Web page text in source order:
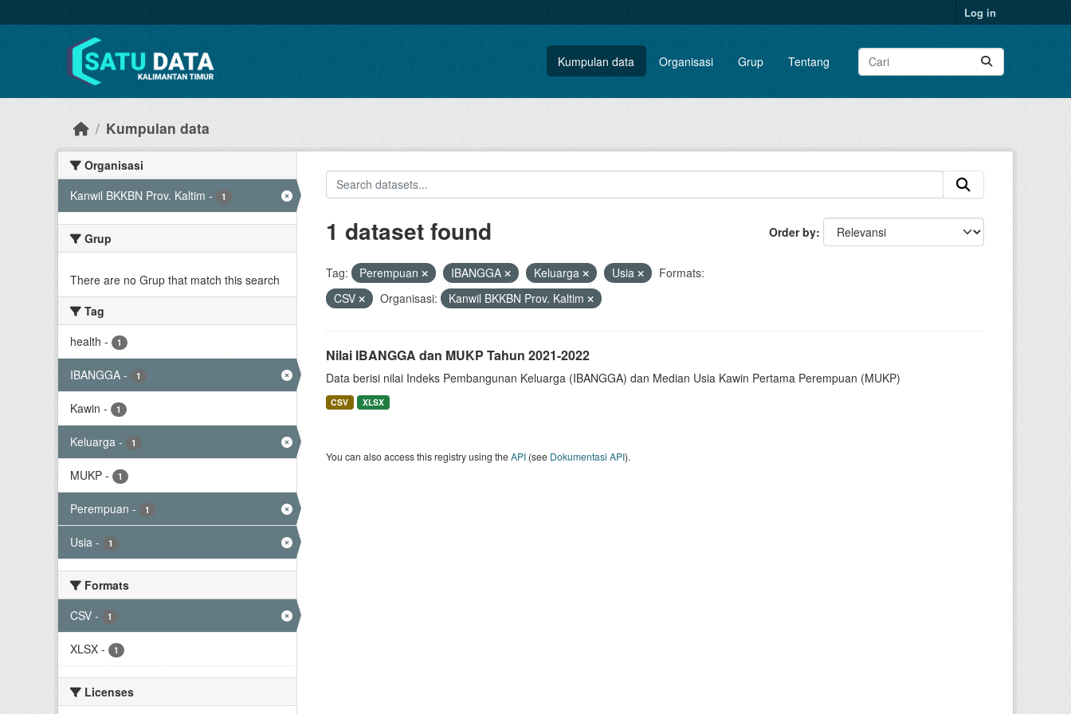
Log in
Kumpulan data Organisasi Grup Tentang
Kumpulan data
Organisasi
Kanwil BKKBN Prov. Kaltim - 1
Grup
There are no Grup that match this search
Tag
health - 1
IBANGGA - 1
Kawin - 1
Keluarga - 1
MUKP - 1
Perempuan - 1
Usia - 1
Formats
CSV - 1
XLSX - 1
Licenses
Order by
1 dataset found
Tag: Perempuan IBANGGA Keluarga Usia
Formats:
CSV
Organisasi: Kanwil BKKBN Prov. Kaltim
Nilai IBANGGA dan MUKP Tahun 2021-2022
Data berisi nilai Indeks Pembangunan Keluarga (IBANGGA) dan Median Usia Kawin Pertama Perempuan (MUKP)
CSV XLSX
You can also access this registry using theAPI(see Dokumentasi API).